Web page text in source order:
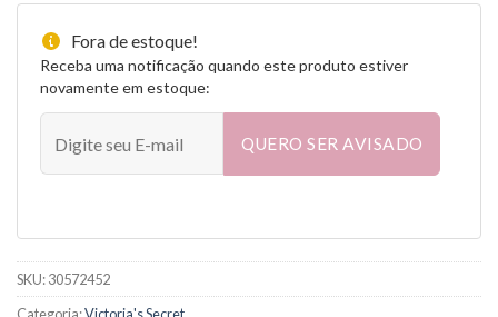
Fora de estoque!
Receba uma notificação quando este produto estiver
novamente em estoque:
QUERO SER AVISADO
SKU:30572452